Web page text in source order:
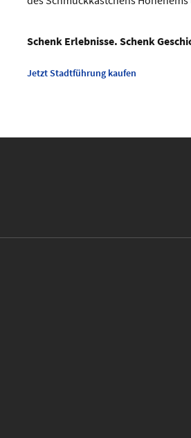
Schenk Erlebnisse. Schenk
Jetzt Stadtführung kaufen